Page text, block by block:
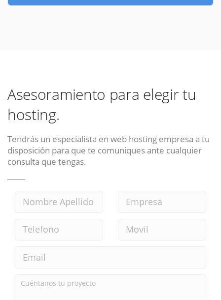
Asesoramiento para elegir tu
hosting.
Tendrás un especialista en web hosting empresa a tu
disposición para que te comuniques ante cualquier
consulta que tengas.